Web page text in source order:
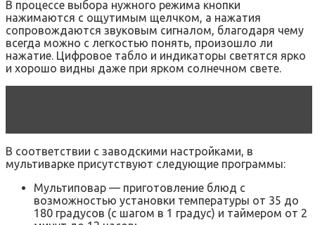
В процессе выбора нужного режима кнопки
нажимаются с ощутимым щелчком, а нажатия
сопровождаются звуковым сигналом, благодаря чему
всегда можно с легкостью понять, произошло ли
нажатие. Цифровое табло и индикаторы светятся ярко
и хорошо видны даже при ярком солнечном свете.
В соответствии с заводскими настройками, в
мультиварке присутствуют следующие программы:
Мультиповар — приготовление блюд с
возможностью установки температуры от 35 до
180 градусов (с шагом в 1 градус) и таймером от 2